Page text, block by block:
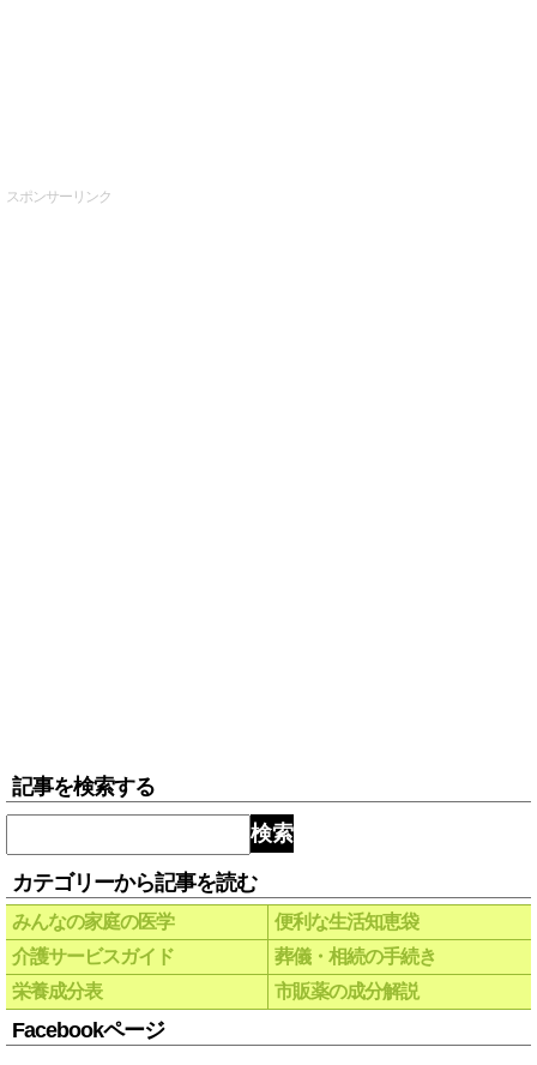
スポンサーリンク
記事を検索する
検索
カテゴリーから記事を読む
みんなの家庭の医学
便利な生活知恵袋
介護サービスガイド
葬儀・相続の手続き
栄養成分表
市販薬の成分解説
Facebookページ